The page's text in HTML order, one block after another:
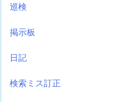
巡検
掲示板
日記
検索ミス訂正